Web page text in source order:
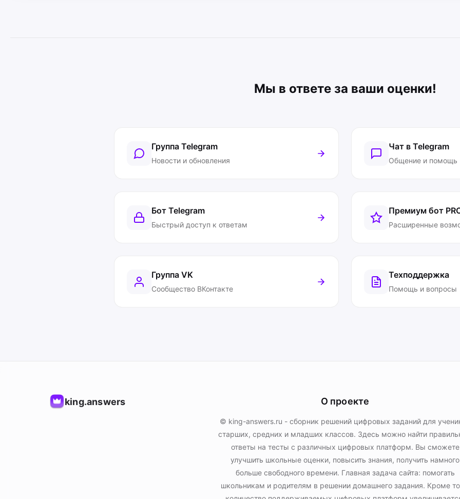
Мы в ответе за ваши оценки!
Группа Telegram
Новости и обновления
Чат в Telegram
Общение и помощь
Бот Telegram
Быстрый доступ к ответам
Премиум бот
Расширенные
Группа VK
Сообщество ВКонтакте
Техподдержка
Помощь и вопросы
king.answers О проекте
© king-answers.ru - сборник решений цифровых заданий для
старших, средних и младших классов. Здесь можно найти
ответы на тесты с различных цифровых платформ. Вы сможете
улучшить школьные оценки, повысить знания, получить намного
больше свободного времени. Главная задача сайта: помогать
школьникам и родителям в решении домашнего задания. Кроме